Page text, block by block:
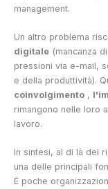
management.
Un altro problema
digitale (mancanza
pressioni via e-mail,
e della produttività).
coinvolgimento ,
rimangono nelle loro
lavoro.
In sintesi, al di là dei
una delle principali
E poche